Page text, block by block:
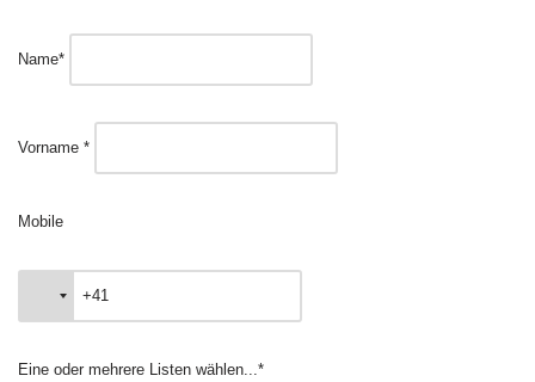
Name*
Vorname *
Mobile
Eine oder mehrere Listen wählen...*